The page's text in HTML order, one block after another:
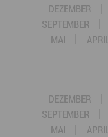
DEZEMBER
SEPTEMBER
MAI
APRIL
DEZEMBER
SEPTEMBER
MAI
APRIL